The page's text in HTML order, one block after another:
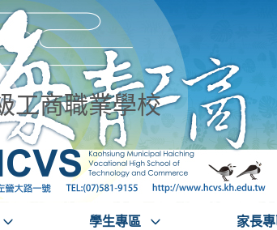
工商職業學校
學生專區 家長